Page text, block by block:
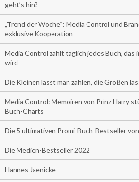
geht’s hin?
„Trend der Woche“: Media Control und
exklusive Kooperation
Media Control zählt täglich jedes Buch, das
wird
Die Kleinen lässt man zahlen, die Großen
Media Control: Memoiren von Prinz Harry
Buch-Charts
Die 5 ultimativen Promi-Buch-Bestseller
Die Medien-Bestseller 2022
Hannes Jaenicke